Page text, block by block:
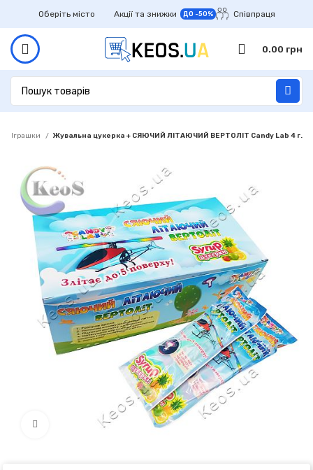
Оберіть місто Акції та знижки ДО -50% Співпраця
0.00 грн
Іграшки Жувальна цукерка + СЯЮЧИЙ ЛІТАЮЧИЙ ВЕРТОЛІТ Candy Lab 4 г.
Click to enlarge